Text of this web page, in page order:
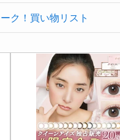
ク！買い物リスト